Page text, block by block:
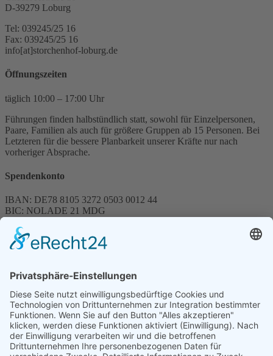
D-39279 Loburg
Tel: 039245/25 16
Fax: 039245/25 16
info[at]storchenhof-loburg.de
Öffnungszeiten
täglich 10:00 – 17:00 Uhr
Führungen finden halbstündlich statt, sowohl für Einzelpersonen,
Paare, Familien als auch für größere Gruppen ab 15 Personen. Bei
Letzteren für die bessere Planbarkeit unserer Kräfte nur nach
vorheriger Absprache.
Spendenkonto
IBAN: DE78 8105 3272 0503 0012 44
BIC: NOLADE 21 MDG
Spenden können steuerlich abgesetzt werden
Förderung
© 1987 – 2025
Storchenhof Loburg e.V.
Alle Rechte vorbehalten.